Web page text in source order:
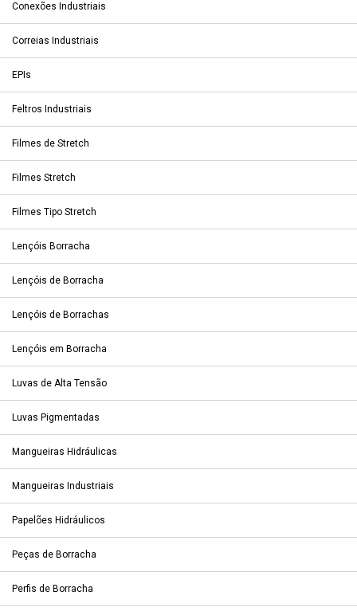
Conexões Industriais
Correias Industriais
EPIs
Feltros Industriais
Filmes de Stretch
Filmes Stretch
Filmes Tipo Stretch
Lençóis Borracha
Lençóis de Borracha
Lençóis de Borrachas
Lençóis em Borracha
Luvas de Alta Tensão
Luvas Pigmentadas
Mangueiras Hidráulicas
Mangueiras Industriais
Papelões Hidráulicos
Peças de Borracha
Perfis de Borracha